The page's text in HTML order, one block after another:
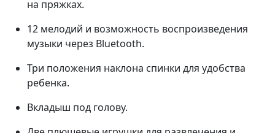
на пряжках.
12 мелодий и возможность воспроизведения
музыки через Bluetooth.
Три положения наклона спинки для удобства
ребенка.
Вкладыш под голову.